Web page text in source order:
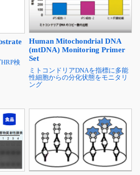
検
Human Mitochondrial DNA
(mtDNA) Monitoring Primer
Set
ミトコンドリアDNAを指標に多能
性細胞からの分化状態をモニタリ
ング